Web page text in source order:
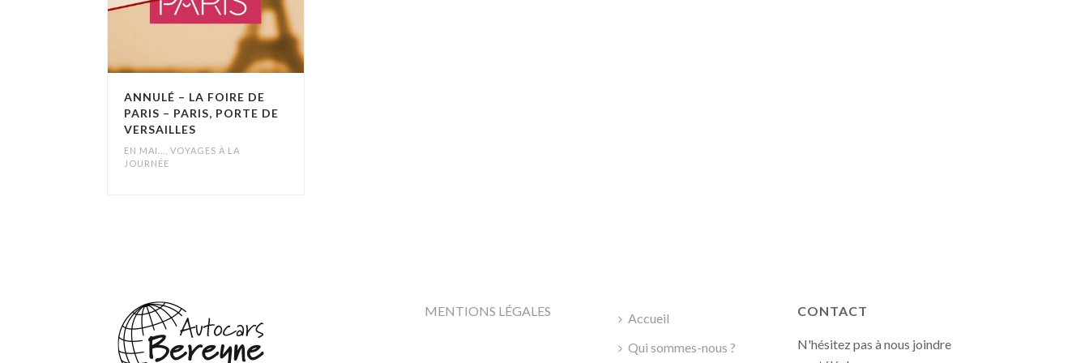
ANNULÉ – LA FOIRE DE
PARIS – PARIS, PORTE DE
VERSAILLES
EN MAI...
VOYAGES À LA
JOURNÉE
MENTIONS LÉGALES
Accueil
Qui sommes-nous ?
CONTACT
N'hésitez pas à nous joindre